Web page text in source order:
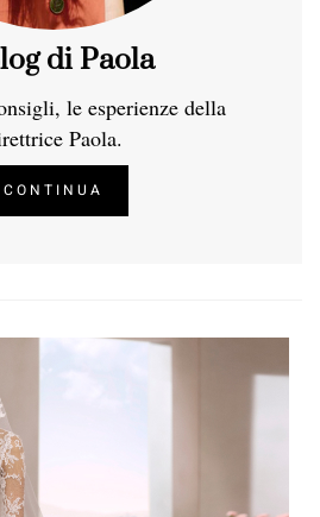
di Paola
le esperienze della
Paola.
CONTINUA